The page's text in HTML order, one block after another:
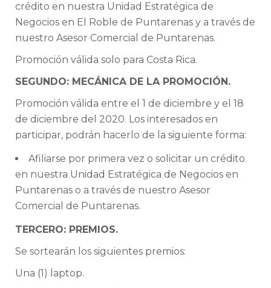
crédito en nuestra Unidad Estratégica de
Negocios en El Roble de Puntarenas y a través de
nuestro Asesor Comercial de Puntarenas.
Promoción válida solo para Costa Rica.
SEGUNDO: MECÁNICA DE LA PROMOCIÓN.
Promoción válida entre el 1 de diciembre y el 18
de diciembre del 2020. Los interesados en
participar, podrán hacerlo de la siguiente forma:
Afiliarse por primera vez o solicitar un crédito
en nuestra Unidad Estratégica de Negocios en
Puntarenas o a través de nuestro Asesor
Comercial de Puntarenas.
TERCERO: PREMIOS.
Se sortearán los siguientes premios:
Una (1) laptop.